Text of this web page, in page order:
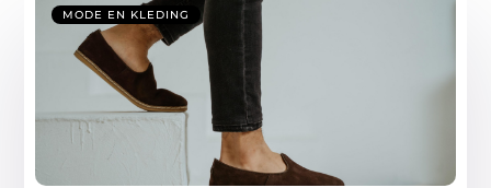
MODE EN KLEDING